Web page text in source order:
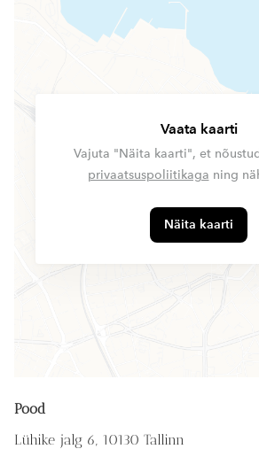
Vaata kaarti
Vajuta "Näita kaarti", et
privaatsuspoliitikaga ning
Näita kaarti
Pood
Lühike jalg 6, 10130 Tallinn